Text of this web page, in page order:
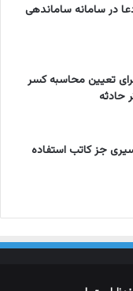
در سامانه ساماندهی
تعیین محاسبه کسر
حادثه
جز کاتب استفاده